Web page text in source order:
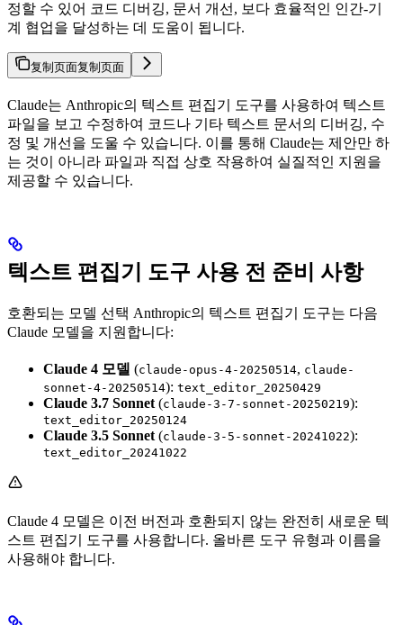
정할 수 있어 코드 디버깅, 문서 개선, 보다 효율적인 인간-기
계 협업을 달성하는 데 도움이 됩니다.
复制页面复制页面
Claude는 Anthropic의 텍스트 편집기 도구를 사용하여 텍스트
파일을 보고 수정하여 코드나 기타 텍스트 문서의 디버깅, 수
정 및 개선을 도울 수 있습니다. 이를 통해 Claude는 제안만 하
는 것이 아니라 파일과 직접 상호 작용하여 실질적인 지원을
제공할 수 있습니다.
텍스트 편집기 도구 사용 전 준비 사항
호환되는 모델 선택 Anthropic의 텍스트 편집기 도구는 다음
Claude 모델을 지원합니다:
Claude 4 모델 (claude-opus-4-20250514, claude-
sonnet-4-20250514): text_editor_20250429
Claude 3.7 Sonnet (claude-3-7-sonnet-20250219):
text_editor_20250124
Claude 3.5 Sonnet (claude-3-5-sonnet-20241022):
text_editor_20241022
Claude 4 모델은 이전 버전과 호환되지 않는 완전히 새로운 텍
스트 편집기 도구를 사용합니다. 올바른 도구 유형과 이름을
사용해야 합니다.